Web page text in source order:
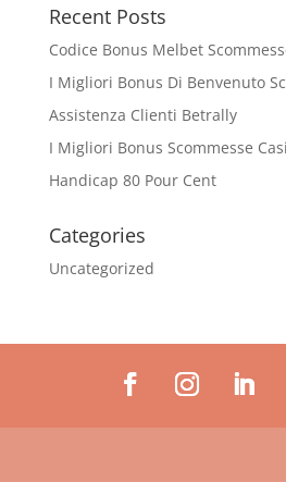
Recent Posts
Codice Bonus Melbet
I Migliori Bonus Di Benvenuto
Assistenza Clienti Betrally
I Migliori Bonus Scommesse
Handicap 80 Pour Cent
Categories
Uncategorized